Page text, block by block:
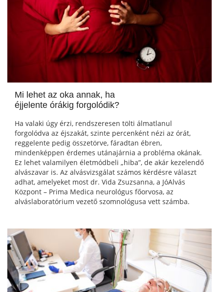
Mi lehet az oka annak, ha
éjjelente órákig forgolódik?
Ha valaki úgy érzi, rendszeresen tölti álmatlanul
forgolódva az éjszakát, szinte percenként nézi az órát,
reggelente pedig összetörve, fáradtan ébren,
mindenképpen érdemes utánajárnia a probléma okának.
Ez lehet valamilyen életmódbeli „hiba”, de akár kezelendő
alvászavar is. Az alvásvizsgálat számos kérdésre választ
adhat, amelyeket most dr. Vida Zsuzsanna, a JóAlvás
Központ – Prima Medica neurológus főorvosa, az
alváslaboratórium vezető szomnológusa vett számba.